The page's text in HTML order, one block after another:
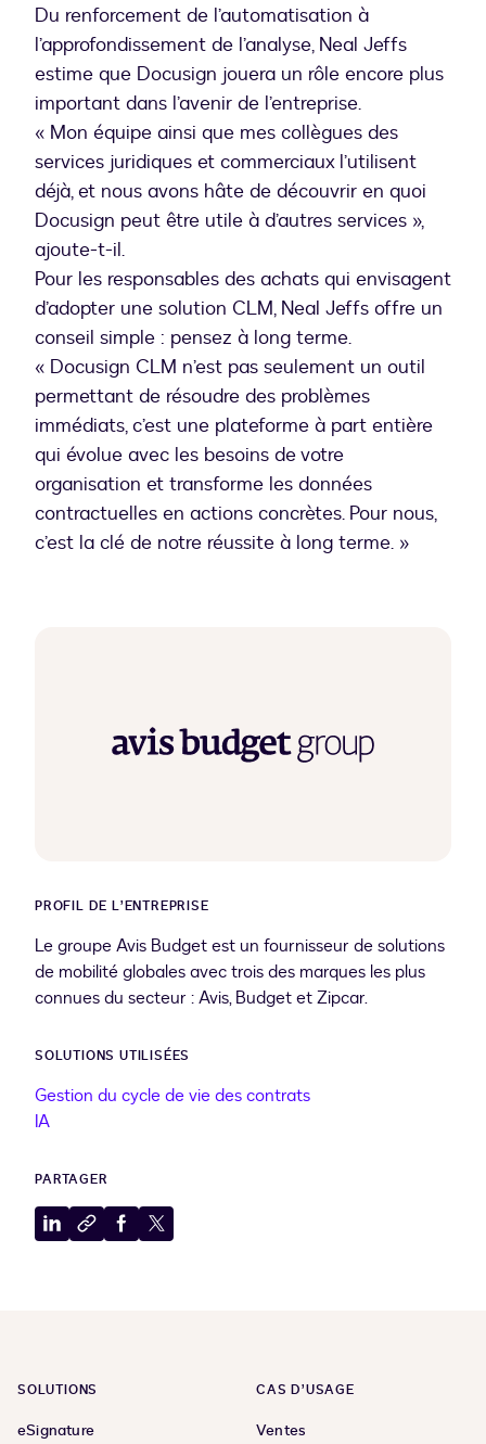
Du renforcement de l’automatisation à
l’approfondissement de l’analyse, Neal Jeffs
estime que Docusign jouera un rôle encore plus
important dans l’avenir de l’entreprise.
« Mon équipe ainsi que mes collègues des
services juridiques et commerciaux l’utilisent
déjà, et nous avons hâte de découvrir en quoi
Docusign peut être utile à d’autres services »,
ajoute-t-il.
Pour les responsables des achats qui envisagent
d’adopter une solution CLM, Neal Jeffs offre un
conseil simple : pensez à long terme.
« Docusign CLM n’est pas seulement un outil
permettant de résoudre des problèmes
immédiats, c’est une plateforme à part entière
qui évolue avec les besoins de votre
organisation et transforme les données
contractuelles en actions concrètes. Pour nous,
c’est la clé de notre réussite à long terme. »
PROFIL DE L’ENTREPRISE
Le groupe Avis Budget est un fournisseur de solutions
de mobilité globales avec trois des marques les plus
connues du secteur : Avis, Budget et Zipcar.
SOLUTIONS UTILISÉES
Gestion du cycle de vie des contrats
IA
PARTAGER
PartagerCopierPartagerPartager
SOLUTIONS
eSignature
CAS D’USAGE
Ventes